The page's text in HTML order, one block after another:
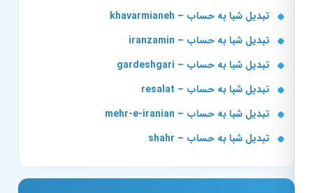
تبدیل شبا به حساب – khavarmianeh
تبدیل شبا به حساب – iranzamin
تبدیل شبا به حساب – gardeshgari
تبدیل شبا به حساب – resalat
تبدیل شبا به حساب – mehr-e-iranian
تبدیل شبا به حساب – shahr